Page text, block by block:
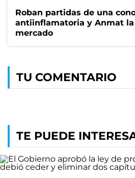
Roban partidas de una
antiinflamatoria y Anmat
mercado
TU COMENTARIO
TE PUEDE